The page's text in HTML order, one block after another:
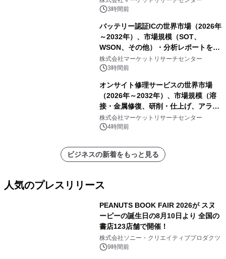
3時間前
バッテリー認証ICの世界市場（2026年
～2032年）、市場規模（SOT、
WSON、その他）・分析レポートを発
表
株式会社マーケットリサーチセンター
3時間前
オンサイト修理サービスの世界市場
（2026年～2032年）、市場規模（溶
接・金属修復、研削・仕上げ、アライ
メント、その他）・分析レポートを発
表
株式会社マーケットリサーチセンター
4時間前
ビジネスの新着をもっと見る
人気のプレスリリース
PEANUTS BOOK FAIR 2026が スヌ
ーピーの誕生日の8月10日より 全国の
書店123店舗で開催！
株式会社ソニー・クリエイティブプロダクツ
9時間前